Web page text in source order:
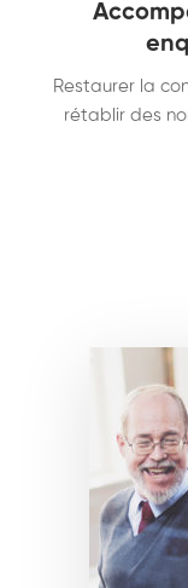
Restaurer la
rétablir des